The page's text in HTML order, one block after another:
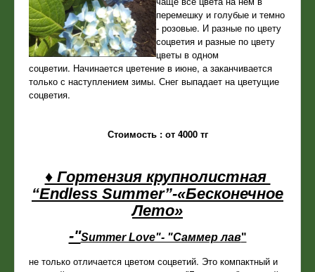
перемешку и голубые и темно
- розовые. И разные по цвету
соцветия и разные по цвету
цветы в одном
соцветии. Начинается цветение в июне, а заканчивается
только с наступлением зимы. Снег выпадает на цветущие
соцветия.
Стоимость : от 4000 тг
♦ Гортензия крупнолистная
“Endless Summer”-«Бесконечное
Лето»
-"Summer Love"- "Саммер лав"
не только отличается цветом соцветий. Это компактный и